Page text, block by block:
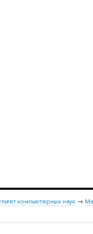
компьютерных наук→